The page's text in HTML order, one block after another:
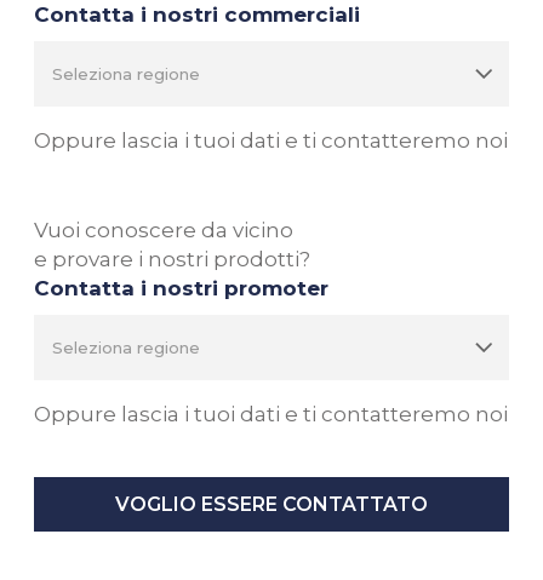
Contatta i nostri commerciali
Oppure lascia i tuoi dati e ti contatteremo noi
Vuoi conoscere da vicino
e provare i nostri prodotti?
Contatta i nostri promoter
Oppure lascia i tuoi dati e ti contatteremo noi
VOGLIO ESSERE CONTATTATO